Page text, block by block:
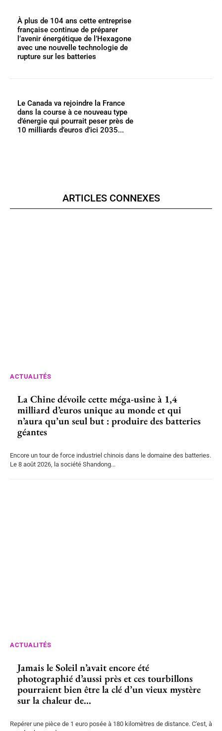
À plus de 104 ans cette entreprise
française continue de préparer
l’avenir énergétique de l’Hexagone
avec une nouvelle technologie de
rupture sur les batteries
Le Canada va rejoindre la France
dans la course à ce nouveau type
d’énergie qui pourrait peser près de
10 milliards d’euros d’ici 2035...
ARTICLES CONNEXES
ACTUALITÉS
La Chine dévoile cette méga-usine à 1,4
milliard d’euros unique au monde et qui
n’aura qu’un seul but : produire des batteries
géantes
Encore un tour de force industriel chinois dans le domaine des batteries.
Le 8 août 2026, la société Shandong...
ACTUALITÉS
Jamais le Soleil n’avait encore été
photographié d’aussi près et ces tourbillons
pourraient bien être la clé d’un vieux mystère
sur la chaleur de...
Repérer une pièce de 1 euro posée à 180 kilomètres de distance. C'est, à